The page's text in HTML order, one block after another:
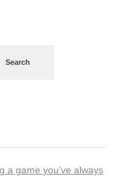
Search
a game you’ve always